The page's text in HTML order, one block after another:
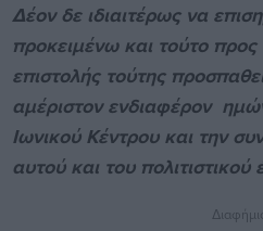
Δέον δε ιδιαιτέρως να
προκειμένω και τούτο
επιστολής τούτης
αμέριστον ενδιαφέρον
Ιωνικού Κέντρου και την
αυτού και του πολιτιστικού